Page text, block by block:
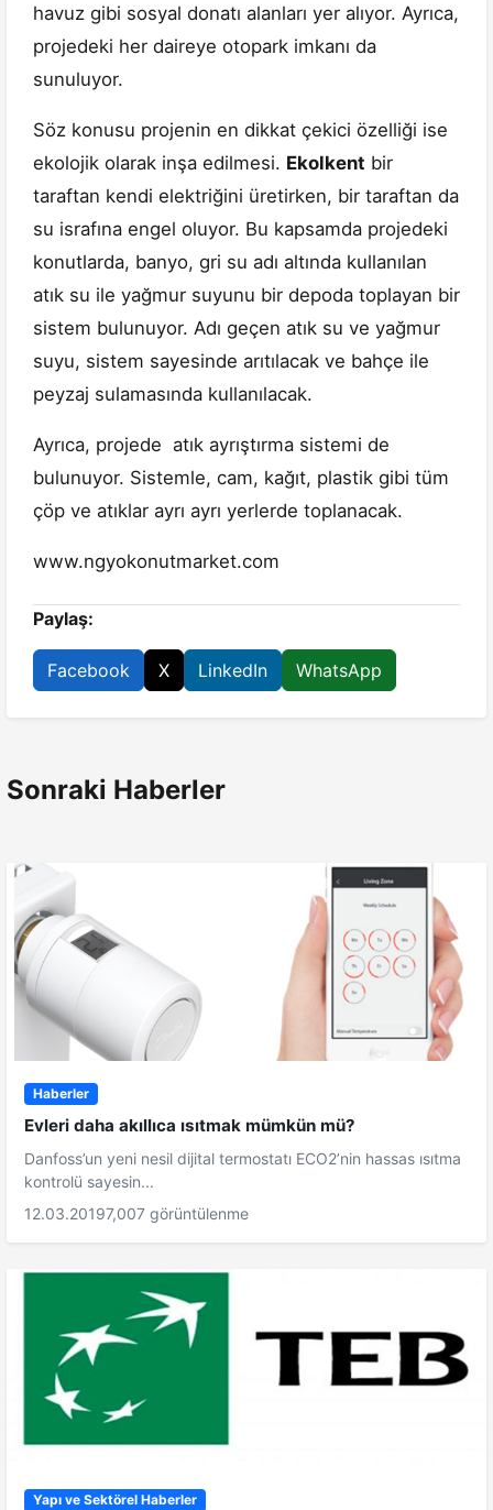
havuz gibi sosyal donatı alanları yer alıyor. Ayrıca,
projedeki her daireye otopark imkanı da
sunuluyor.
Söz konusu projenin en dikkat çekici özelliği ise
ekolojik olarak inşa edilmesi. Ekolkent bir
taraftan kendi elektriğini üretirken, bir taraftan da
su israfına engel oluyor. Bu kapsamda projedeki
konutlarda, banyo, gri su adı altında kullanılan
atık su ile yağmur suyunu bir depoda toplayan bir
sistem bulunuyor. Adı geçen atık su ve yağmur
suyu, sistem sayesinde arıtılacak ve bahçe ile
peyzaj sulamasında kullanılacak.
Ayrıca, projede atık ayrıştırma sistemi de
bulunuyor. Sistemle, cam, kağıt, plastik gibi tüm
çöp ve atıklar ayrı ayrı yerlerde toplanacak.
www.ngyokonutmarket.com
Paylaş:
Facebook X LinkedIn WhatsApp
Sonraki Haberler
Haberler
Evleri daha akıllıca ısıtmak mümkün mü?
Danfoss’un yeni nesil dijital termostatı ECO2’nin hassas ısıtma
kontrolü sayesin...
12.03.20197,007 görüntülenme
Yapı ve Sektörel Haberler